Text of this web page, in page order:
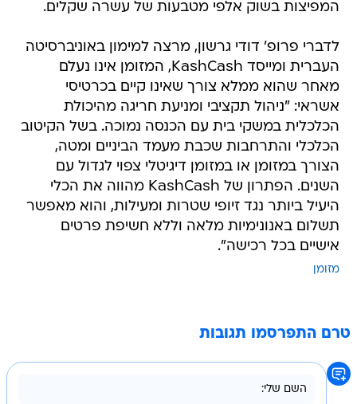
המפיצות בשוק אלפי מטבעות של עשרה שקלים.
לדברי פרופ' דודי גרשון, מרצה למימון באוניברסיטה
העברית ומייסד KashCash, המזומן אינו נעלם
מאחר שהוא ממלא צורך שאינו קיים בכרטיסי
אשראי: "ניהול תקציבי ומניעת חריגה מהיכולת
הכלכלית במשקי בית עם הכנסה נמוכה. בשל הקיטוב
הכלכלי והתרחבות שכבת מעמד הביניים ומטה,
הצורך במזומן או במזומן דיגיטלי צפוי לגדול עם
השנים. הפתרון של KashCash מהווה את הכלי
היעיל ביותר נגד זיופי שטרות ומעילות, והוא מאפשר
תשלום באנונימיות מלאה וללא חשיפת פרטים
אישיים בכל רכישה".
מזומן
טרם התפרסמו תגובות